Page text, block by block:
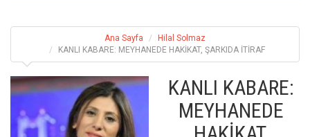
Ana Sayfa
Hilal Solmaz
KANLI KABARE: MEYHANEDE HAKİKAT, ŞARKIDA İTİRAF
KANLI KABARE:
MEYHANEDE